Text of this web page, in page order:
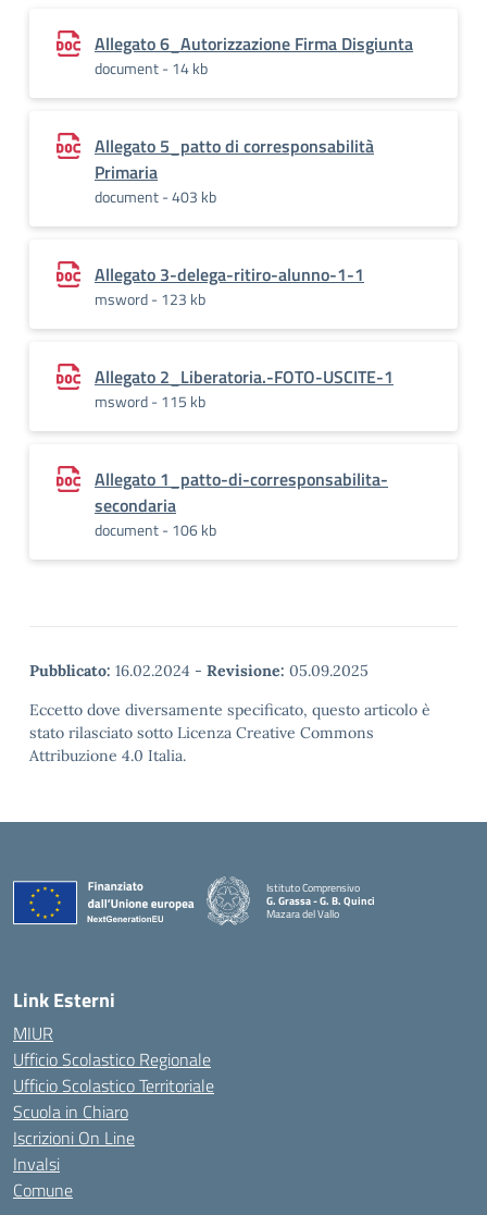
Allegato 6_Autorizzazione Firma Disgiunta
document - 14 kb
Allegato 5_patto di corresponsabilità
Primaria
document - 403 kb
Allegato 3-delega-ritiro-alunno-1-1
msword - 123 kb
Allegato 2_Liberatoria.-FOTO-USCITE-1
msword - 115 kb
Allegato 1_patto-di-corresponsabilita-
secondaria
document - 106 kb
Pubblicato: 16.02.2024 - Revisione: 05.09.2025
Eccetto dove diversamente specificato, questo articolo è
stato rilasciato sotto Licenza Creative Commons
Attribuzione 4.0 Italia.
Istituto Comprensivo
G. Grassa - G. B. Quinci
Mazara del Vallo
Link Esterni
MIUR
Ufficio Scolastico Regionale
Ufficio Scolastico Territoriale
Scuola in Chiaro
Iscrizioni On Line
Invalsi
Comune